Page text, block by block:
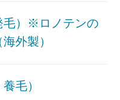
毛）※ロノテンの
外製）
毛）